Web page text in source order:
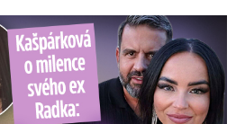
ex Radka: Kopie z Wishe!